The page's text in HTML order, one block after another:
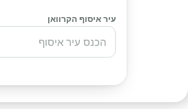
עיר איסוף הקרוואן